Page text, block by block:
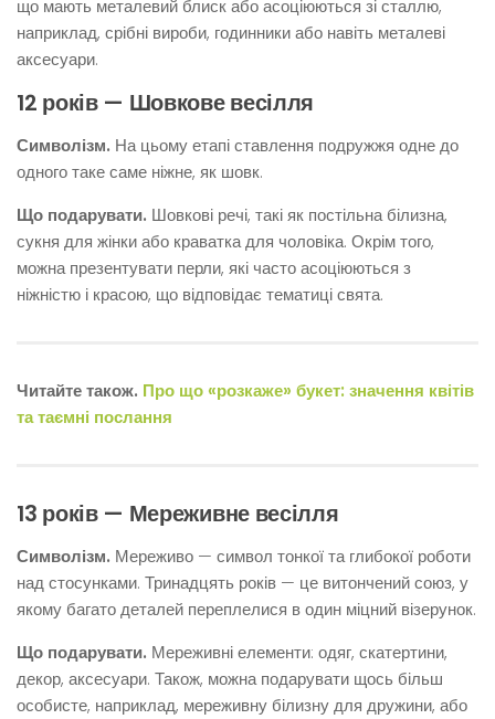
що мають металевий блиск або асоціюються зі сталлю,
наприклад, срібні вироби, годинники або навіть металеві
аксесуари.
12 років — Шовкове весілля
Символізм. На цьому етапі ставлення подружжя одне до
одного таке саме ніжне, як шовк.
Що подарувати. Шовкові речі, такі як постільна білизна,
сукня для жінки або краватка для чоловіка. Окрім того,
можна презентувати перли, які часто асоціюються з
ніжністю і красою, що відповідає тематиці свята.
Читайте також. Про що «розкаже» букет: значення квітів
та таємні послання
13 років — Мереживне весілля
Символізм. Мереживо — символ тонкої та глибокої роботи
над стосунками. Тринадцять років — це витончений союз, у
якому багато деталей переплелися в один міцний візерунок.
Що подарувати. Мереживні елементи: одяг, скатертини,
декор, аксесуари. Також, можна подарувати щось більш
особисте, наприклад, мереживну білизну для дружини, або